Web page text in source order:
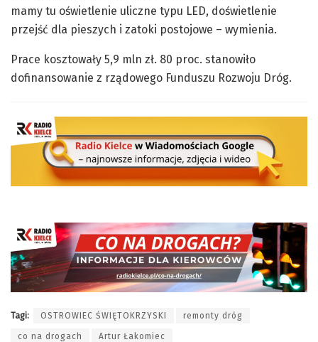
mamy tu oświetlenie uliczne typu LED, doświetlenie
przejść dla pieszych i zatoki postojowe – wymienia.
Prace kosztowały 5,9 mln zł. 80 proc. stanowiło
dofinansowanie z rządowego Funduszu Rozwoju Dróg.
Tagi: OSTROWIEC ŚWIĘTOKRZYSKI remonty dróg
co na drogach Artur Łakomiec